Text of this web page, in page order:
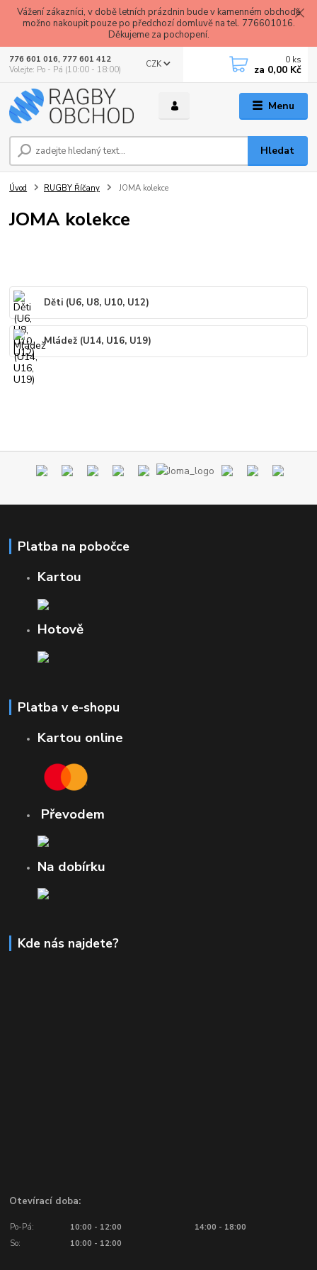
Vážení zákazníci, v době letních prázdnin bude v kamenném obchodě
možno nakoupit pouze po předchozí domluvě na tel. 776601016.
Děkujeme za pochopení.
Menu
CZK
Hledat
776 601 016, 777 601 412
Volejte: Po - Pá (10:00 - 18:00)
0 ks
za 0,00 Kč
Úvod RUGBY Říčany JOMA kolekce
JOMA kolekce
Děti (U6, U8, U10, U12)
Mládež (U14, U16, U19)
Platba na pobočce
Kartou
Hotově
Platba v e-shopu
Kartou online
Převodem
Na dobírku
Kde nás najdete?
Otevírací doba:
Po-Pá: 10:00 - 12:00
14:00 - 18:00
So:
10:00 - 12:00